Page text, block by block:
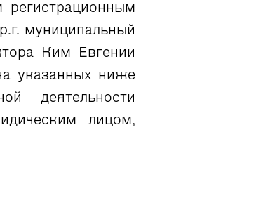
муниципальный
Ким Евгении
указанных ниже
деятельности
лицом,